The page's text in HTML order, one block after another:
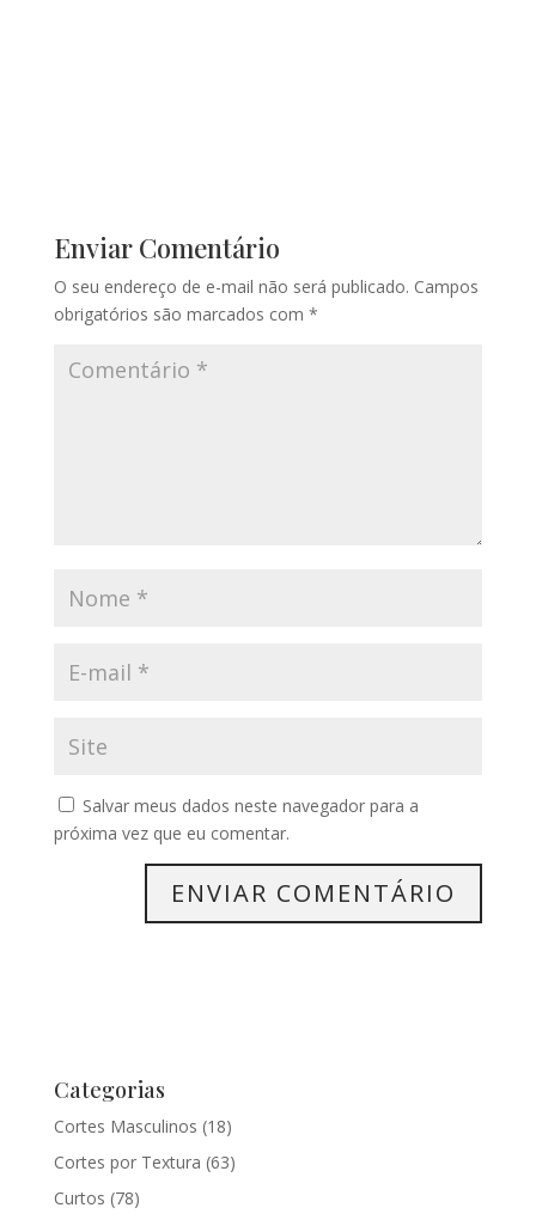
Enviar Comentário
O seu endereço de e-mail não será publicado. Campos
obrigatórios são marcados com *
Salvar meus dados neste navegador para a
próxima vez que eu comentar.
Categorias
Cortes Masculinos (18)
Cortes por Textura (63)
Curtos (78)